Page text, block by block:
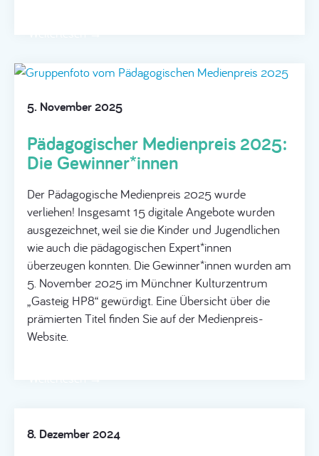
5. November 2025
Pädagogischer Medienpreis 2025:
Die Gewinner*innen
Der Pädagogische Medienpreis 2025 wurde
verliehen! Insgesamt 15 digitale Angebote wurden
ausgezeichnet, weil sie die Kinder und Jugendlichen
wie auch die pädagogischen Expert*innen
überzeugen konnten. Die Gewinner*innen wurden am
5. November 2025 im Münchner Kulturzentrum
„Gasteig HP8“ gewürdigt. Eine Übersicht über die
prämierten Titel finden Sie auf der Medienpreis-
Website.
8. Dezember 2024